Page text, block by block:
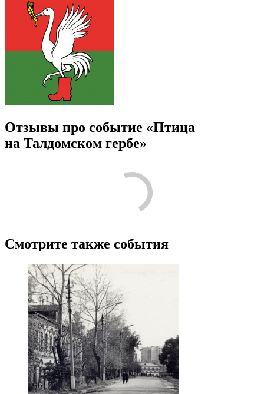
Отзывы про событие «Птица
на Талдомском гербе»
Смотрите также события